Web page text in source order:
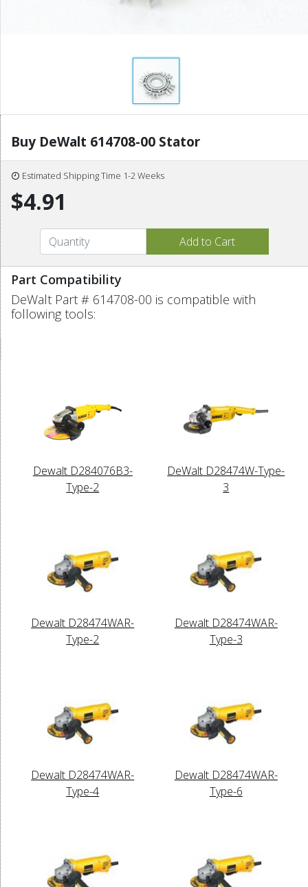
Buy DeWalt 614708-00 Stator
Estimated Shipping Time 1-2 Weeks
$4.91
Part Compatibility
DeWalt Part # 614708-00 is compatible with
following tools:
Dewalt D284076B3-
Type-2
DeWalt D28474W-Type-
3
Dewalt D28474WAR-
Type-2
Dewalt D28474WAR-
Type-3
Dewalt D28474WAR-
Type-4
Dewalt D28474WAR-
Type-6